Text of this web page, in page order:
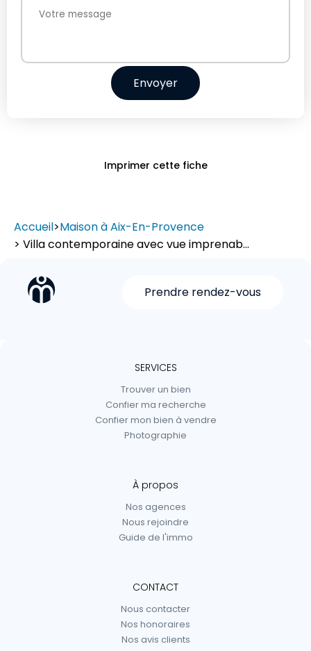
Envoyer
Imprimer cette fiche
Accueil>Maison à Aix-En-Provence
> Villa contemporaine avec vue imprenab...
Prendre rendez-vous
SERVICES
Trouver un bien
Confier ma recherche
Confier mon bien à vendre
Photographie
À propos
Nos agences
Nous rejoindre
Guide de l'immo
CONTACT
Nous contacter
Nos honoraires
Nos avis clients